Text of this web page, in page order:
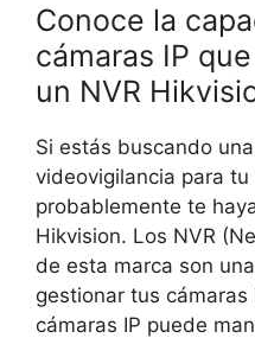
Conoce la
cámaras IP
un NVR
Si estás buscando
videovigilancia para
probablemente te
Hikvision. Los NVR
de esta marca son
gestionar tus cámaras
cámaras IP puede